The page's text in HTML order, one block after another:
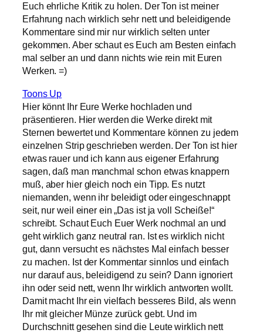
Euch ehrliche Kritik zu holen. Der Ton ist meiner
Erfahrung nach wirklich sehr nett und beleidigende
Kommentare sind mir nur wirklich selten unter
gekommen. Aber schaut es Euch am Besten einfach
mal selber an und dann nichts wie rein mit Euren
Werken. =)
Toons Up
Hier könnt Ihr Eure Werke hochladen und
präsentieren. Hier werden die Werke direkt mit
Sternen bewertet und Kommentare können zu jedem
einzelnen Strip geschrieben werden. Der Ton ist hier
etwas rauer und ich kann aus eigener Erfahrung
sagen, daß man manchmal schon etwas knappern
muß, aber hier gleich noch ein Tipp. Es nutzt
niemanden, wenn ihr beleidigt oder eingeschnappt
seit, nur weil einer ein „Das ist ja voll Scheiße!“
schreibt. Schaut Euch Euer Werk nochmal an und
geht wirklich ganz neutral ran. Ist es wirklich nicht
gut, dann versucht es nächstes Mal einfach besser
zu machen. Ist der Kommentar sinnlos und einfach
nur darauf aus, beleidigend zu sein? Dann ignoriert
ihn oder seid nett, wenn Ihr wirklich antworten wollt.
Damit macht Ihr ein vielfach besseres Bild, als wenn
Ihr mit gleicher Münze zurück gebt. Und im
Durchschnitt gesehen sind die Leute wirklich nett